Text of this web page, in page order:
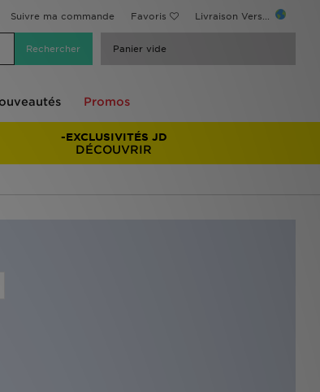
Suivre ma commande Favoris Livraison Vers...
Panier vide
Promos
-EXCLUSIVITÉS JD
DÉCOUVRIR